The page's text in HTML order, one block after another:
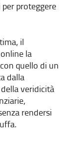
proteggere
il
la
quello di un
dalla
veridicità
rendersi